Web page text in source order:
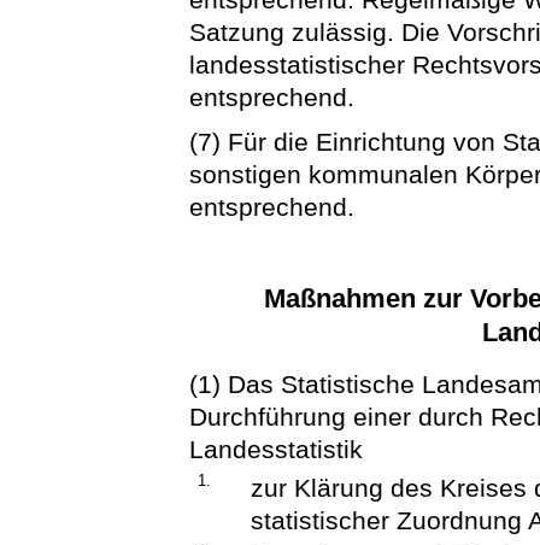
Satzung zulässig. Die
landesstatistischer
entsprechend.
(7) Für die Einrichtung von
sonstigen kommunalen
entsprechend.
Maßnahmen zur
(1) Das Statistische
Durchführung einer durch
Landesstatistik
1.
zur Klärung des Kreises
statistischer Zuordnung